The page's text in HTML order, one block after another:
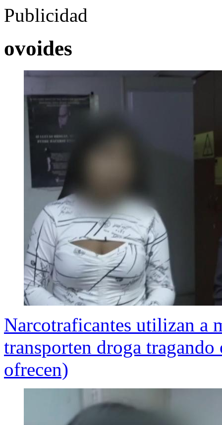
Publicidad
ovoides
Narcotraficantes utilizan a
transporten droga
ofrecen)